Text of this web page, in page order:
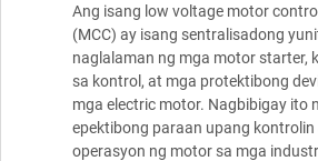
Ang isang low voltage motor
(MCC) ay isang sentralisadong
naglalaman ng mga motor starter,
sa kontrol, at mga protektibong
mga electric motor. Nagbibigay ito
epektibong paraan upang kontrolin
operasyon ng motor sa mga